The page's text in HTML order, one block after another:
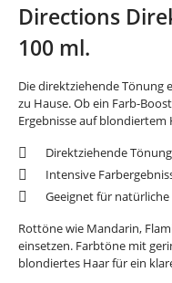
Directions
100 ml.
Die direktziehende Tönung
zu Hause. Ob ein Farb-
Ergebnisse auf blondiertem
Direktziehende
Intensive
Geeignet für
Rottöne wie Mandarin,
einsetzen. Farbtöne mit
blondiertes Haar für ein